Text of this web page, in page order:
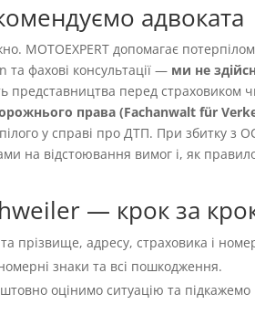
адвоката
MOTOEXPERT допомагає
фахові консультації — ми не
представництва перед страховиком
права (Fachanwalt für
у справі про ДТП. При збитку з
на відстоювання вимог і, як
— крок за
прізвище, адресу, страховика і
знаки та всі пошкодження.
оцінимо ситуацію та підкажемо